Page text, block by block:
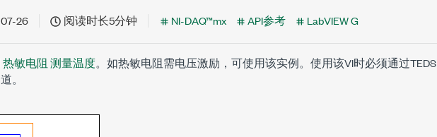
26 阅读时长5分钟 NI-DAQ™mx API参考 LabVIEW G
热敏电阻 测量温度。如热敏电阻需电压激励，可使用该实例。使用该VI时必须通过TEDS
。